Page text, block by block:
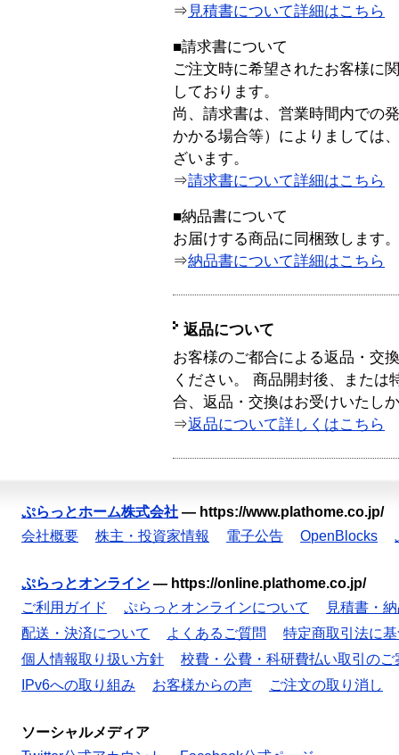
⇒ 見積書について詳細はこちら
■請求書について
ご注文時に希望されたお客様に
しております。
尚、請求書は、営業時間内での
かかる場合等）によりましては
ざいます。
⇒請求書について詳細はこちら
■納品書について
お届けする商品に同梱致します。
⇒納品書について詳細はこちら
返品について
お客様のご都合による返品・交
ください。 商品開封後、または
合、返品・交換はお受けいたし
⇒返品について詳しくはこちら
ぷらっとホーム株式会社 — https://www.plathome.co.jp/
会社概要
株主・投資家情報 電子公告 OpenBlocks
ぷらっとオンライン — https://online.plathome.co.jp/
ご利用ガイド
ぷらっとオンラインについて
見積書・
配送・決済について
よくあるご質問
特定商取引法に
個人情報取り扱い方針
校費・公費・科研費払い取引のご
IPv6への取り組み
お客様からの声 ご注文の取り消し
ソーシャルメディア